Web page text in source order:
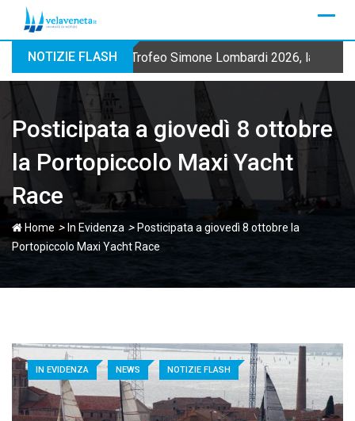
NOTIZIE FLASH Trofeo Simone Lombardi 2026, la
Posticipata a giovedì 8 ottobre
la Portopiccolo Maxi Yacht
Race
Home > In Evidenza > Posticipata a giovedì 8 ottobre la
Portopiccolo Maxi Yacht Race
IN EVIDENZA NEWS NOTIZIE FLASH